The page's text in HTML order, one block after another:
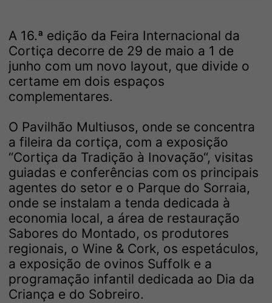
A 16.ª edição da Feira Internacional da
Cortiça decorre de 29 de maio a 1 de
junho com um novo layout, que divide o
certame em dois espaços
complementares.
O Pavilhão Multiusos, onde se concentra
a fileira da cortiça, com a exposição
“Cortiça da Tradição à Inovação“, visitas
guiadas e conferências com os principais
agentes do setor e o Parque do Sorraia,
onde se instalam a tenda dedicada à
economia local, a área de restauração
Sabores do Montado, os produtores
regionais, o Wine & Cork, os espetáculos,
a exposição de ovinos Suffolk e a
programação infantil dedicada ao Dia da
Criança e do Sobreiro.